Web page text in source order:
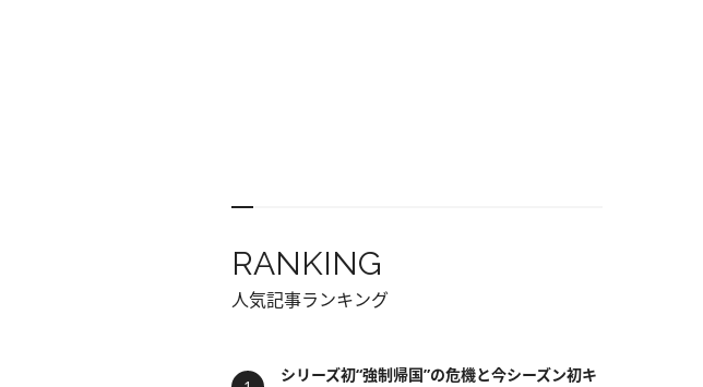
RANKING
人気記事ランキング
シリーズ初“強制帰国”の危機と今シーズン初キ